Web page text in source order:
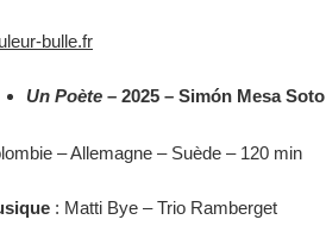
bulle.fr
Un Poète – 2025 – Simón Mesa Soto
– Allemagne – Suède – 120 min
: Matti Bye – Trio Ramberget